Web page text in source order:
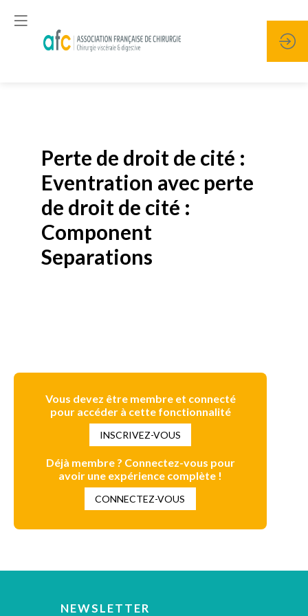
Perte de droit de cité :
Eventration avec perte
de droit de cité :
Component
Separations
Vous devez être membre et connecté
pour accéder à cette fonctionnalité
INSCRIVEZ-VOUS
Déjà membre ? Connectez-vous pour
avoir une expérience complète !
CONNECTEZ-VOUS
NEWSLETTER